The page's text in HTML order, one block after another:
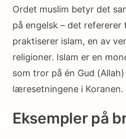
Ordet muslim betyr det
på engelsk – det refererer
praktiserer islam, en av
religioner. Islam er en
som tror på én Gud
læresetningene i Koranen.
Eksempler på